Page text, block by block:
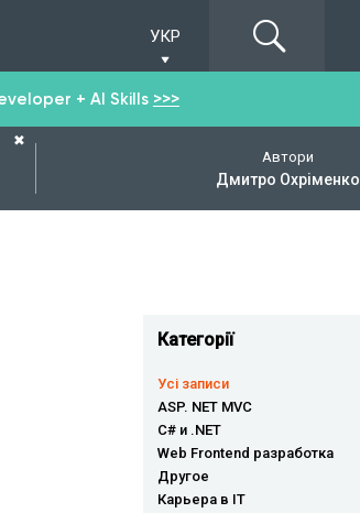
УКР
+ AI Skills >>>
✖
Автори
Дмитро Охріменко
Категорії
Усі записи
ASP. NET MVC
C# и .NET
Web Frontend разработка
Другое
Карьера в IT